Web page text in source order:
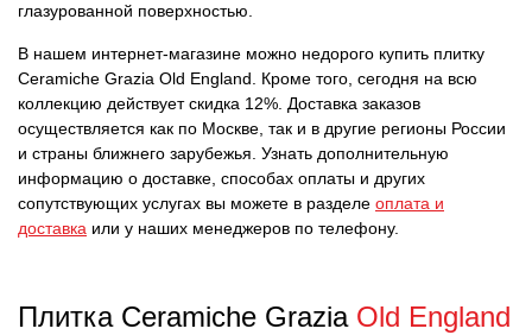
глазурованной поверхностью.
В нашем интернет-магазине можно недорого купить плитку
Ceramiche Grazia Old England. Кроме того, сегодня на всю
коллекцию действует скидка 12%. Доставка заказов
осуществляется как по Москве, так и в другие регионы России
и страны ближнего зарубежья. Узнать дополнительную
информацию о доставке, способах оплаты и других
сопутствующих услугах вы можете в разделе оплата и
доставка или у наших менеджеров по телефону.
Плитка Ceramiche Grazia Old England